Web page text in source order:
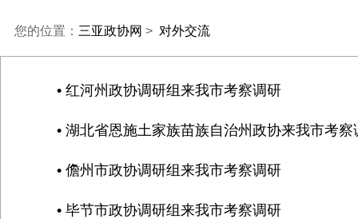
您的位置： 三亚政协网 > 对外交流
• 红河州政协调研组来我市考察调研
• 湖北省恩施土家族苗族自治州政协来我市考察
• 儋州市政协调研组来我市考察调研
• 毕节市政协调研组来我市考察调研